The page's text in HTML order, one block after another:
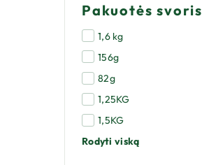
Pakuotės svoris
1,6 kg
156g
82g
1,25KG
1,5KG
Rodyti viską